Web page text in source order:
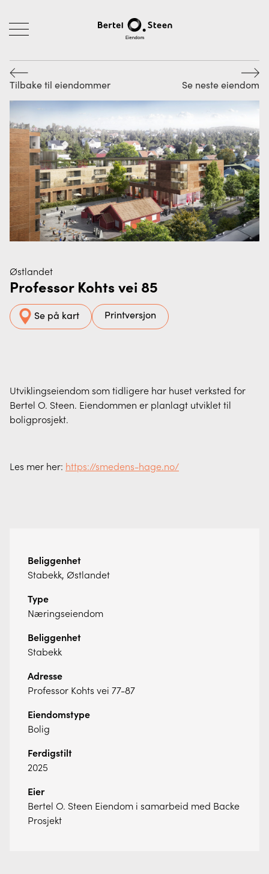
Tilbake til eiendommer Se neste eiendom
Østlandet
Professor Kohts vei 85
Se på kart Printversjon
Utviklingseiendom som tidligere har huset verksted for
Bertel O. Steen. Eiendommen er planlagt utviklet til
boligprosjekt.
Les mer her: https://smedens-hage.no/
Beliggenhet
Stabekk, Østlandet
Type
Næringseiendom
Beliggenhet
Stabekk
Adresse
Professor Kohts vei 77-87
Eiendomstype
Bolig
Ferdigstilt
2025
Eier
Bertel O. Steen Eiendom i samarbeid med Backe
Prosjekt